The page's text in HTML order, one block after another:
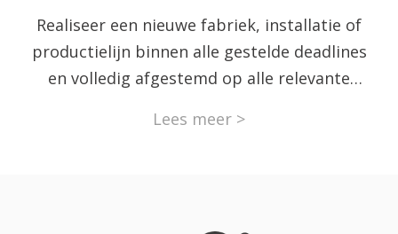
Realiseer een nieuwe fabriek, installatie of
productielijn binnen alle gestelde deadlines
en volledig afgestemd op alle relevante
geïntegreerd worden in een bestaand
Lees meer >